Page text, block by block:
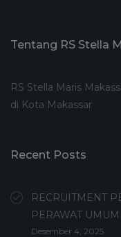
Tentang RS Stella
RS Stella Maris
di Kota Makassar
Recent Posts
RECRUITMENT
PERAWAT UMUM
Desember 4, 2025